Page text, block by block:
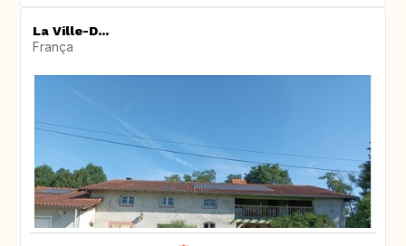
La Ville-D...
França